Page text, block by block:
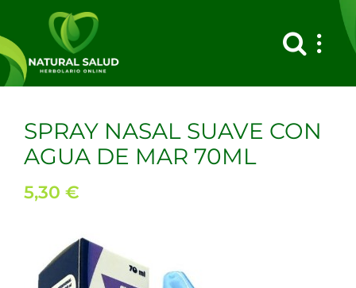
contenido
SPRAY NASAL SUAVE CON
AGUA DE MAR 70ML
5,30 €